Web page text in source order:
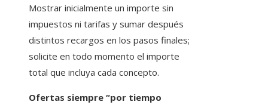
Mostrar inicialmente un importe sin
impuestos ni tarifas y sumar después
distintos recargos en los pasos finales;
solicite en todo momento el importe
total que incluya cada concepto.
Ofertas siempre “por tiempo